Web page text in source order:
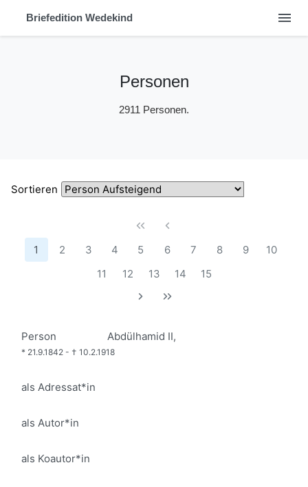
Briefedition Wedekind menu
Personen
2911 Personen.
Sortieren
1 2 3 4 5 6 7 8 9
10
11
12 13 14 15
Person Abdülhamid II,
* 21.9.1842 - † 10.2.1918
als Adressat*in
als Autor*in
als Koautor*in